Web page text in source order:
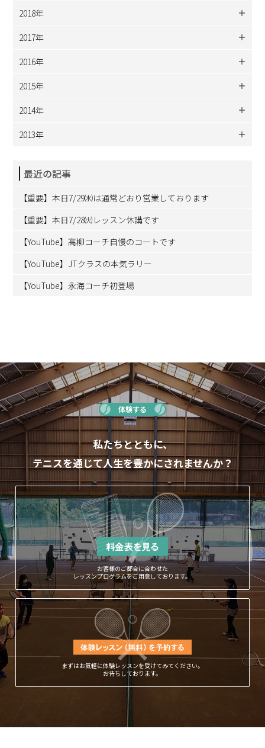
2018年
2017年
2016年
2015年
2014年
2013年
最近の記事
【重要】本日7/29㈬は通常どおり営業しております
【重要】本日7/28㈫レッスン休講です
【YouTube】高柳コーチ自慢のコートです
【YouTube】JTクラスの本気ラリー
【YouTube】永海コーチ初登場
体験する
私たちとともに、
テニスを通じて人生を豊かにされませんか？
お客様のご都合に合わせた
レッスンプログラムをご用意しております。
まずはお気軽に体験レッスンを受けてみてください。
お待ちしております。